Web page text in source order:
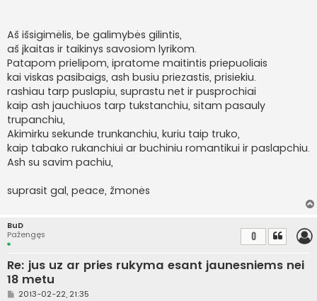
Aš išsigimėlis, be galimybės gilintis,
aš įkaitas ir taikinys savosiom lyrikom.
Patapom prielipom, ipratome maitintis priepuoliais
kai viskas pasibaigs, ash busiu priezastis, prisiekiu.
rashiau tarp puslapiu, suprastu net ir pusprochiai
kaip ash jauchiuos tarp tukstanchiu, sitam pasauly
trupanchiu,
Akimirku sekunde trunkanchiu, kuriu taip truko,
kaip tabako rukanchiui ar buchiniu romantikui ir paslapchiu.
Ash su savim pachiu,
suprasit gal, peace, žmonės
BuD
Pažengęs
Re: jus uz ar pries rukyma esant jaunesniems nei
18 metu
0
S2013-02-22, 21:35